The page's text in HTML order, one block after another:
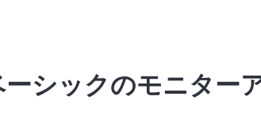
シックのモニター